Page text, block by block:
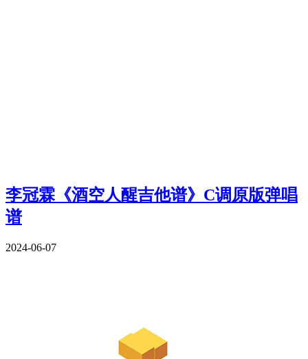
李冠霖《酒空人醒吉他谱》C调原版弹唱
谱
2024-06-07